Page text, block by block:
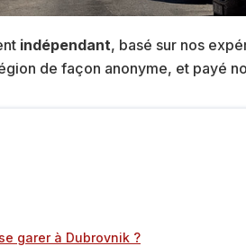
indépendant, basé sur nos
de façon anonyme, et payé
garer à Dubrovnik ?